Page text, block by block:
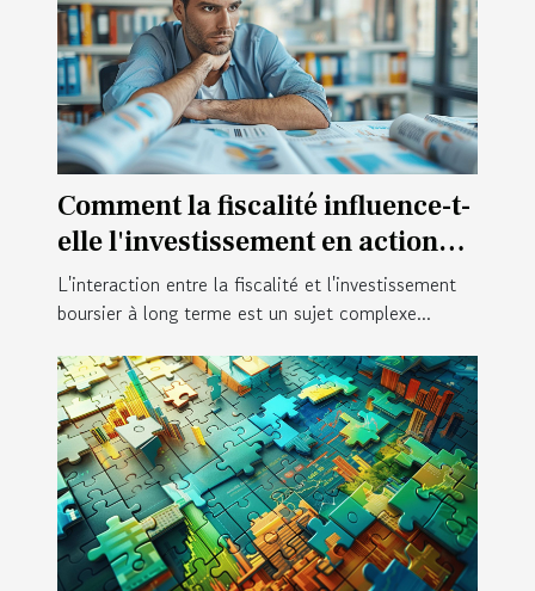
Comment la fiscalité influence-t-
elle l'investissement en actions à
long terme
L'interaction entre la fiscalité et l'investissement
boursier à long terme est un sujet complexe...